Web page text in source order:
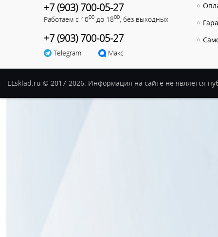
+7 (903) 700-05-27
Работаем с 1000 до 1800 , без выходных
+7 (903) 700-05-27
Telegram Макс
ELsklad.ru © 2017-2026. Информация на сайте не является